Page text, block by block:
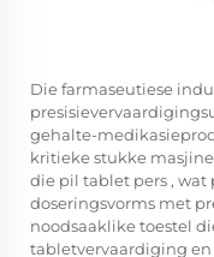
Die farmaseutiese
gehalte-
kritieke stukke
die pil tablet pers, wat
doseringsvorms met
noodsaaklike toestel
tabletvervaardiging en